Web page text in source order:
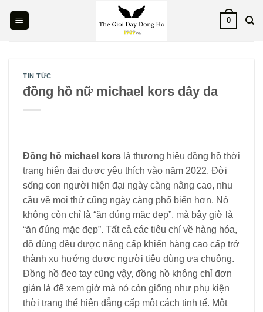
0
TIN TỨC
đồng hồ nữ michael kors dây da
Đồng hồ michael kors là thương hiệu đồng hồ thời
trang hiện đại được yêu thích vào năm 2022. Đời
sống con người hiện đại ngày càng nâng cao, nhu
cầu về mọi thứ cũng ngày càng phổ biến hơn. Nó
không còn chỉ là “ăn đúng mặc đẹp”, mà bây giờ là
“ăn đúng mặc đẹp”. Tất cả các tiêu chí về hàng hóa,
đồ dùng đều được nâng cấp khiến hàng cao cấp trở
thành xu hướng được người tiêu dùng ưa chuộng.
Đồng hồ đeo tay cũng vậy, đồng hồ không chỉ đơn
giản là để xem giờ mà nó còn giống như phụ kiện
thời trang thể hiện đẳng cấp một cách tinh tế. Một